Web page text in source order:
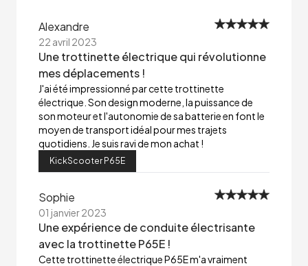
Alexandre
22 avril 2023
Une trottinette électrique qui révolutionne
mes déplacements !
J'ai été impressionné par cette trottinette
électrique. Son design moderne, la puissance de
son moteur et l'autonomie de sa batterie en font le
moyen de transport idéal pour mes trajets
quotidiens. Je suis ravi de mon achat !
KickScooter P65E
Sophie
01 janvier 2023
Une expérience de conduite électrisante
avec la trottinette P65E !
Cette trottinette électrique P65E m'a vraiment